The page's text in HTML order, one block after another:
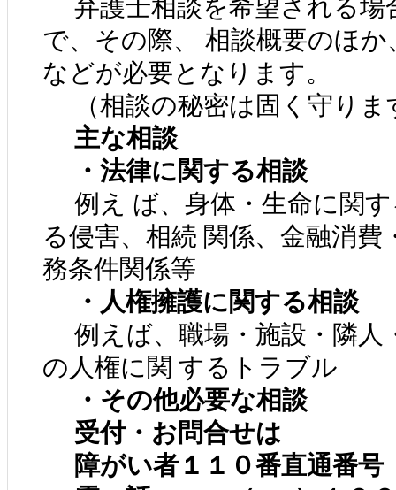
弁護士相談を希望される場
で、その際、 相談概要のほ
などが必要となります。
（相談の秘密は固く守りま
主な相談
・法律に関する相談
例え ば、身体・生命に関す
る侵害、相続 関係、金融消費
務条件関係等
・人権擁護に関する相談
例えば、職場・施設・隣人
の人権に関 するトラブル
・その他必要な相談
受付・お問合せは
障がい者１１０番直通番号